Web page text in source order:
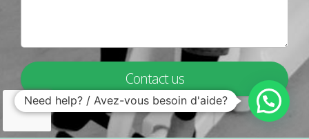
Contact us
Need help? / Avez-vous besoin d'aide?